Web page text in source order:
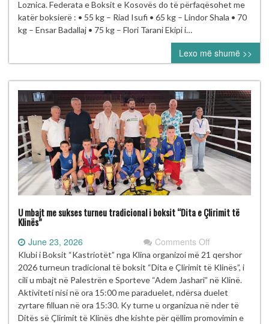
boksierë
në
Evropian
U19
në
Loznicë
Loznica. Federata e Boksit e Kosovës do të përfaqësohet me
katër boksierë : • 55 kg – Riad Isufi • 65 kg – Lindor Shala • 70
kg – Ensar Badallaj • 75 kg – Flori Tarani Ekipi i…
Lexo më shumë >>
U mbajt me sukses turneu tradicional i boksit “Dita e Çlirimit të
Klinës”
June 23, 2026 Comments Offon
U
mbajt
me
sukses
turneu
tradicional
Klubi i Boksit “Kastriotët” nga Klina organizoi më 21 qershor
2026 turneun tradicional të boksit “Dita e Çlirimit të Klinës”, i
cili u mbajt në Palestrën e Sporteve “Adem Jashari” në Klinë.
Aktiviteti nisi në ora 15:00 me paraduelet, ndërsa duelet
zyrtare filluan në ora 15:30. Ky turne u organizua në nder të
Ditës së Çlirimit të Klinës dhe kishte për qëllim promovimin e